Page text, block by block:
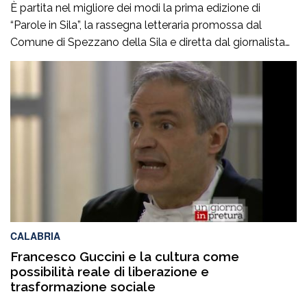
È partita nel migliore dei modi la prima edizione di
“Parole in Sila”, la rassegna letteraria promossa dal
Comune di Spezzano della Sila e diretta dal giornalista
Pasquale Motta, che fino al 19 agosto porterà a
Camigliatello Silano alcuni tra i più autorevoli
protagonisti del panorama culturale e istituzionale
italiano. Nella splendida cornice di Piazza […]
CALABRIA
Francesco Guccini e la cultura come
possibilità reale di liberazione e
trasformazione sociale